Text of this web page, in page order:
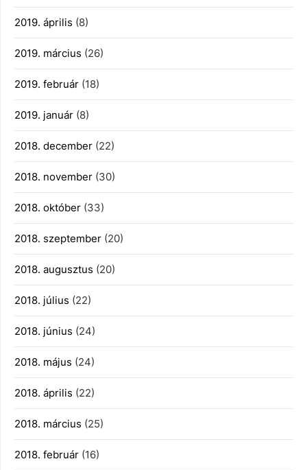
2019. április (8)
2019. március (26)
2019. február (18)
2019. január (8)
2018. december (22)
2018. november (30)
2018. október (33)
2018. szeptember (20)
2018. augusztus (20)
2018. július (22)
2018. június (24)
2018. május (24)
2018. április (22)
2018. március (25)
2018. február (16)